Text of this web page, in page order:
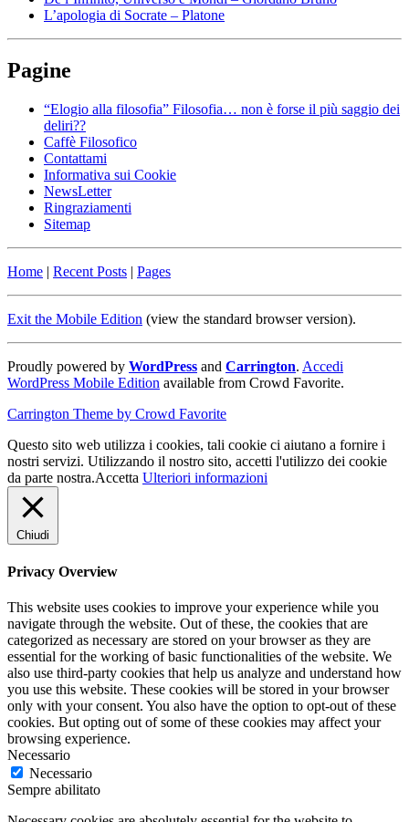
L’apologia di Socrate – Platone
Pagine
“Elogio alla filosofia” Filosofia… non è forse il più saggio dei
deliri??
Caffè Filosofico
Contattami
Informativa sui Cookie
NewsLetter
Ringraziamenti
Sitemap
Home | Recent Posts | Pages
Exit the Mobile Edition (view the standard browser version).
Proudly powered by WordPress and Carrington. Accedi
WordPress Mobile Edition available from Crowd Favorite.
Carrington Theme by Crowd Favorite
Questo sito web utilizza i cookies, tali cookie ci aiutano a fornire i
nostri servizi. Utilizzando il nostro sito, accetti l'utilizzo dei cookie
da parte nostra.Accetta Ulteriori informazioni
Chiudi
Privacy Overview
This website uses cookies to improve your experience while you
navigate through the website. Out of these, the cookies that are
categorized as necessary are stored on your browser as they are
essential for the working of basic functionalities of the website. We
also use third-party cookies that help us analyze and understand how
you use this website. These cookies will be stored in your browser
only with your consent. You also have the option to opt-out of these
cookies. But opting out of some of these cookies may affect your
browsing experience.
Necessario
Necessario
Sempre abilitato